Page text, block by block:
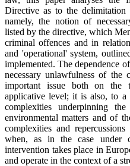
Directive as to the
namely, the notion of
listed by the directive, which
criminal offences and in
and 'operational' system,
implemented. The dependence
necessary unlawfulness of the
important issue both on the
applicative level; it is also, to a
complexities underpinning
environmental matters and of
complexities and
when, as in the case under
intervention takes place in
and operate in the context of a